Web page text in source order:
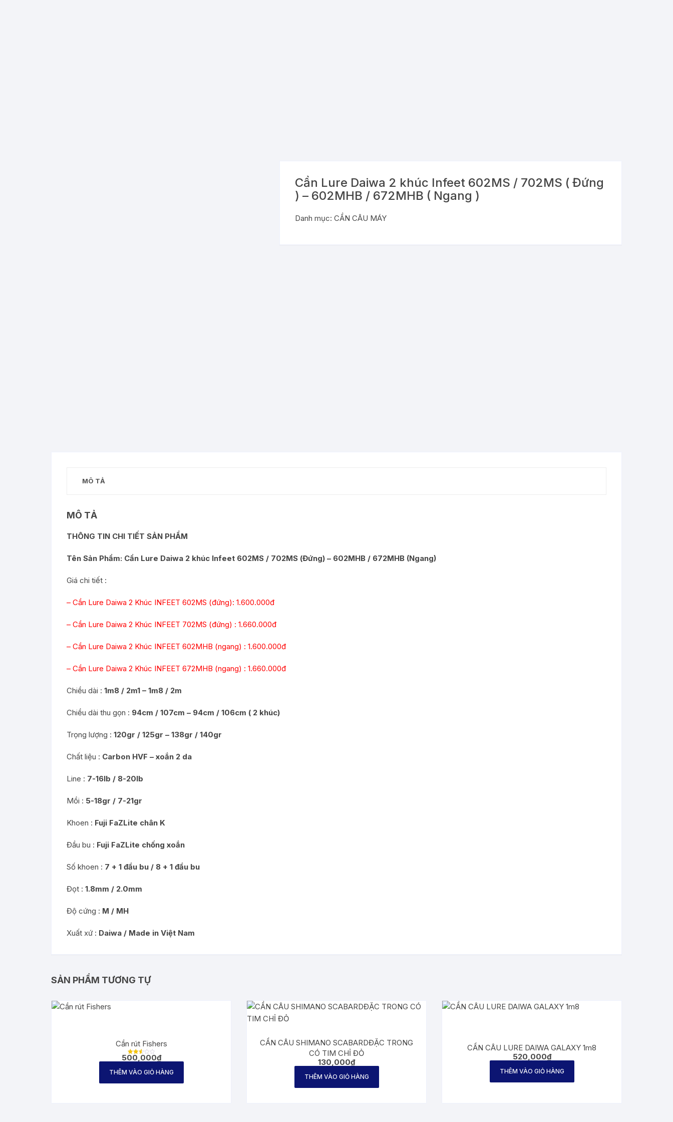
Cần Lure Daiwa 2 khúc Infeet 602MS / 702MS ( Đứng
) – 602MHB / 672MHB ( Ngang )
Danh mục: CẦN CÂU MÁY
MÔ TẢ
MÔ TẢ
THÔNG TIN CHI TIẾT SẢN PHẨM
Tên Sản Phẩm: Cần Lure Daiwa 2 khúc Infeet 602MS / 702MS (Đứng) – 602MHB / 672MHB (Ngang)
Giá chi tiết :
– Cần Lure Daiwa 2 Khúc INFEET 602MS (đứng): 1.600.000đ
– Cần Lure Daiwa 2 Khúc INFEET 702MS (đứng) : 1.660.000đ
– Cần Lure Daiwa 2 Khúc INFEET 602MHB (ngang) : 1.600.000đ
– Cần Lure Daiwa 2 Khúc INFEET 672MHB (ngang) : 1.660.000đ
Chiều dài : 1m8 / 2m1 – 1m8 / 2m
Chiều dài thu gọn : 94cm / 107cm – 94cm / 106cm ( 2 khúc)
Trọng lượng : 120gr / 125gr – 138gr / 140gr
Chất liệu : Carbon HVF – xoắn 2 da
Line : 7-16lb / 8-20lb
Mồi : 5-18gr / 7-21gr
Khoen : Fuji FaZLite chân K
Đầu bu : Fuji FaZLite chống xoắn
Số khoen : 7 + 1 đầu bu / 8 + 1 đầu bu
Đọt : 1.8mm / 2.0mm
Độ cứng : M / MH
Xuất xứ : Daiwa / Made in Việt Nam
SẢN PHẨM TƯƠNG TỰ
Cần rút Fishers
Được
hạng
2.60
sao
500,000₫
THÊM VÀO GIỎ HÀNG
CẦN CÂU SHIMANO SCABARDĐẶC TRONG
CÓ TIM CHỈ ĐỎ
130,000₫
THÊM VÀO GIỎ HÀNG
CẦN CÂU LURE DAIWA GALAXY 1m8
520,000₫
THÊM VÀO GIỎ HÀNG